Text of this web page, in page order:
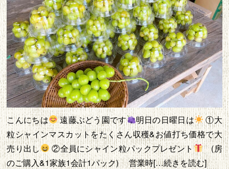
こんにちは 遠藤ぶどう園です 明日の日曜日は
①大
粒シャインマスカットをたくさん収穫&お値打ち価格で大
売り出し
②全員にシャイン粒パックプレゼント
(房
のご購入&1家族1会計1パック) 営業時[…続きを読む]